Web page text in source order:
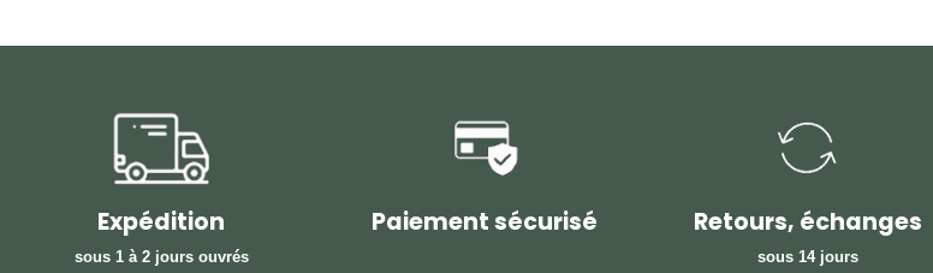
Expédition
sous 1 à 2 jours ouvrés
Paiement sécurisé Retours, échanges
sous 14 jours